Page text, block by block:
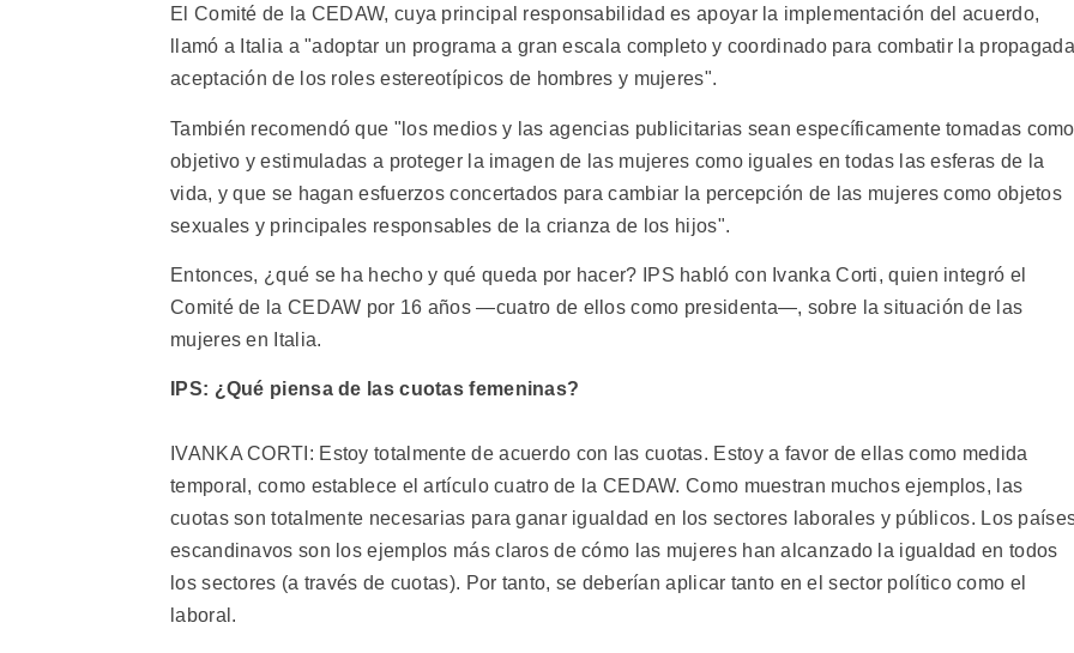
El Comité de la CEDAW, cuya principal responsabilidad es apoyar la implementación del acuerdo,
llamó a Italia a "adoptar un programa a gran escala completo y coordinado para combatir la propagada
aceptación de los roles estereotípicos de hombres y mujeres".
También recomendó que "los medios y las agencias publicitarias sean específicamente tomadas como
objetivo y estimuladas a proteger la imagen de las mujeres como iguales en todas las esferas de la
vida, y que se hagan esfuerzos concertados para cambiar la percepción de las mujeres como objetos
sexuales y principales responsables de la crianza de los hijos".
Entonces, ¿qué se ha hecho y qué queda por hacer? IPS habló con Ivanka Corti, quien integró el
Comité de la CEDAW por 16 años —cuatro de ellos como presidenta—, sobre la situación de las
mujeres en Italia.
IPS: ¿Qué piensa de las cuotas femeninas?
IVANKA CORTI: Estoy totalmente de acuerdo con las cuotas. Estoy a favor de ellas como medida
temporal, como establece el artículo cuatro de la CEDAW. Como muestran muchos ejemplos, las
cuotas son totalmente necesarias para ganar igualdad en los sectores laborales y públicos. Los
escandinavos son los ejemplos más claros de cómo las mujeres han alcanzado la igualdad en todos
los sectores (a través de cuotas). Por tanto, se deberían aplicar tanto en el sector político como el
laboral.